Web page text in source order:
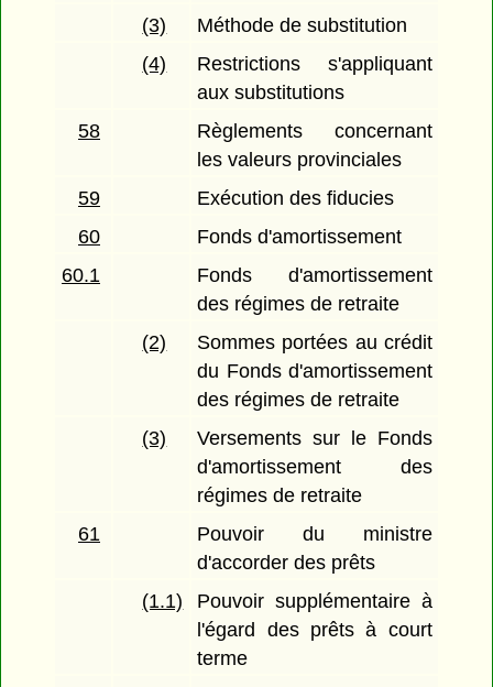
(3)
Méthode de substitution
(4)
Restrictions s'appliquant
aux substitutions
58
Règlements concernant
les valeurs provinciales
59
Exécution des fiducies
60
Fonds d'amortissement
60.1
Fonds d'amortissement
des régimes de retraite
(2)
Sommes portées au crédit
du Fonds d'amortissement
des régimes de retraite
(3)
Versements sur le Fonds
d'amortissement des
régimes de retraite
61
Pouvoir du ministre
d'accorder des prêts
(1.1)
Pouvoir supplémentaire à
l'égard des prêts à court
terme